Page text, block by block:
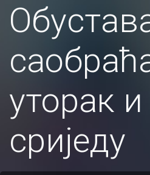
уторак и
сриједу